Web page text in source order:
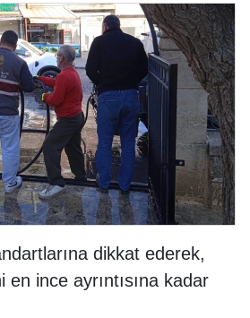
dikkat ederek,
ince ayrıntısına kadar